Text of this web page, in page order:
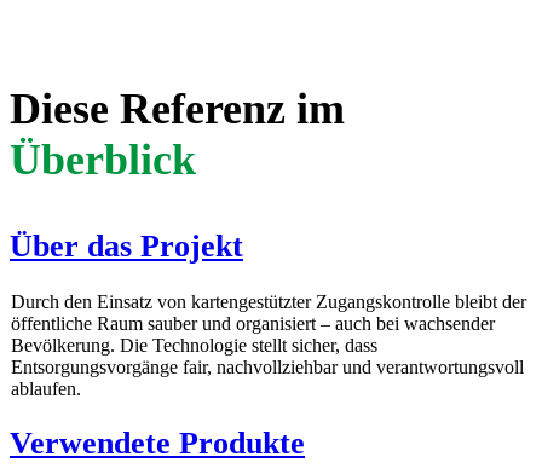
Diese Referenz im
Überblick
Über das Projekt
Durch den Einsatz von kartengestützter Zugangskontrolle bleibt der
öffentliche Raum sauber und organisiert – auch bei wachsender
Bevölkerung. Die Technologie stellt sicher, dass
Entsorgungsvorgänge fair, nachvollziehbar und verantwortungsvoll
ablaufen.
Verwendete Produkte